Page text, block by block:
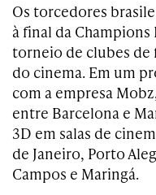
Os torcedores
à final da
torneio de clubes de
do cinema. Em um
com a empresa
entre Barcelona e
3D em salas de
de Janeiro, Porto
Campos e Maringá.